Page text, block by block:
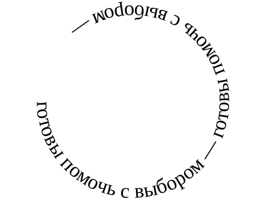
готовы помочь с выбором — готовы помочь с выбором —